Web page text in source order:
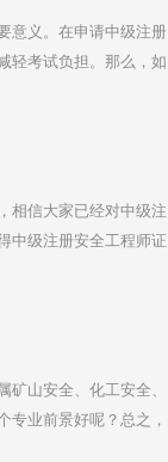
意义。在申请中级注册
轻考试负担。那么，如
相信大家已经对中级注
中级注册安全工程师证
山安全、化工安全、
专业前景好呢？总之，